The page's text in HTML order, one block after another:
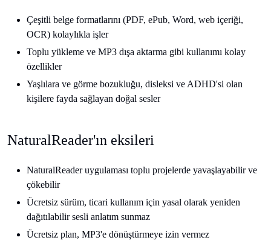
Çeşitli belge formatlarını (PDF, ePub, Word, web içeriği,
OCR) kolaylıkla işler
Toplu yükleme ve MP3 dışa aktarma gibi kullanımı kolay
özellikler
Yaşlılara ve görme bozukluğu, disleksi ve ADHD'si olan
kişilere fayda sağlayan doğal sesler
NaturalReader'ın eksileri
NaturalReader uygulaması toplu projelerde yavaşlayabilir ve
çökebilir
Ücretsiz sürüm, ticari kullanım için yasal olarak yeniden
dağıtılabilir sesli anlatım sunmaz
Ücretsiz plan, MP3'e dönüştürmeye izin vermez